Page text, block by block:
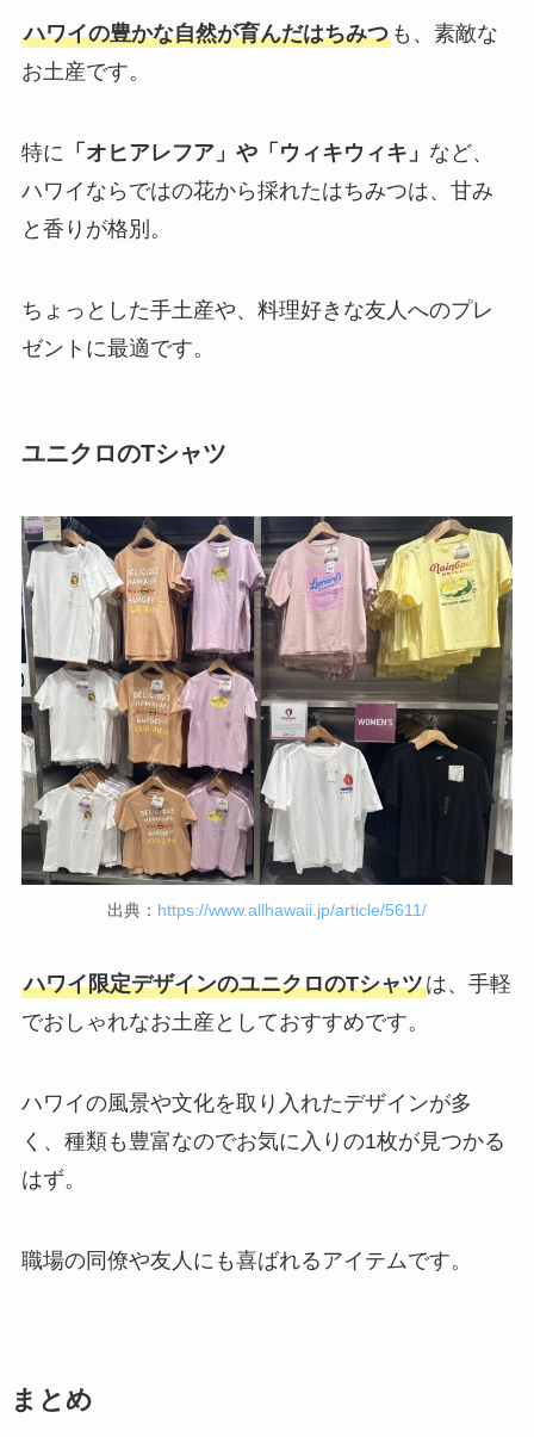
ハワイの豊かな自然が育んだはちみつも、素敵な
お土産です。
特に 「オヒアレフア」や「ウィキウィキ」 など、
ハワイならではの花から採れたはちみつは、甘み
と香りが格別。
ちょっとした手土産や、料理好きな友人へのプレ
ゼントに最適です。
ユニクロのTシャツ
出典： https://www.allhawaii.jp/article/5611/
ハワイ限定デザインのユニクロのTシャツは、手軽
でおしゃれなお土産としておすすめです。
ハワイの風景や文化を取り入れたデザインが多
く、種類も豊富なのでお気に入りの1枚が見つかる
はず。
職場の同僚や友人にも喜ばれるアイテムです。
まとめ